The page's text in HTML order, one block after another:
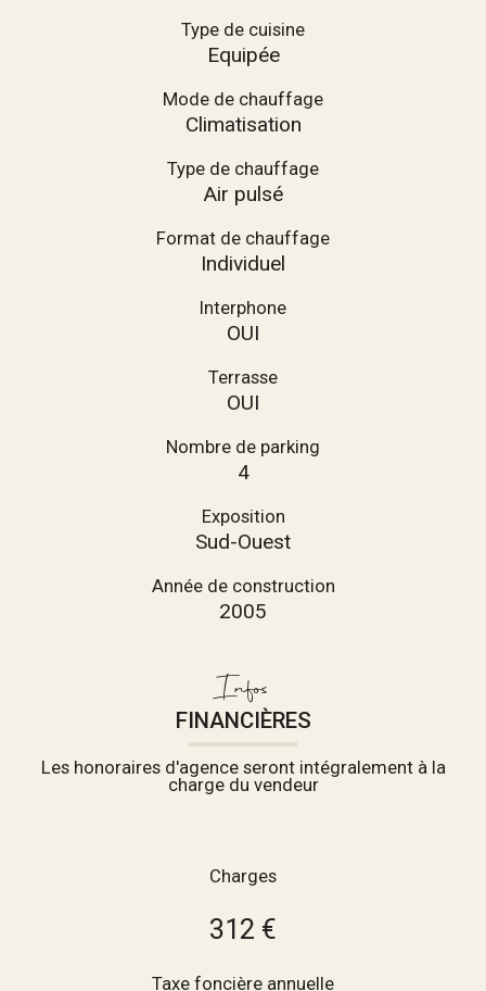
Type de cuisine
Equipée
Mode de chauffage
Climatisation
Type de chauffage
Air pulsé
Format de chauffage
Individuel
Interphone
OUI
Terrasse
OUI
Nombre de parking
4
Exposition
Sud-Ouest
Année de construction
2005
Infos
FINANCIÈRES
Les honoraires d'agence seront intégralement à la
charge du vendeur
Charges
312 €
Taxe foncière annuelle